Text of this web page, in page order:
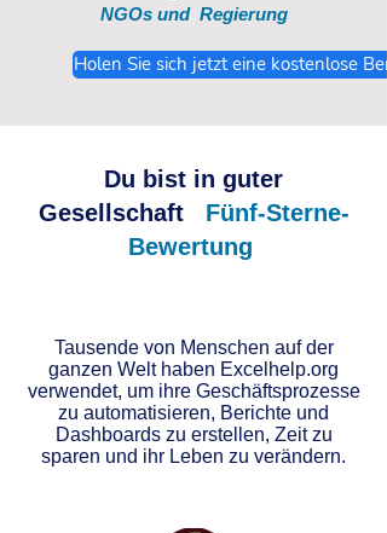
NGOs und Regierung
Holen Sie sich jetzt eine kostenlose
Du bist in guter
Gesellschaft
Fünf-Sterne-
Bewertung
Tausende von Menschen auf der
ganzen Welt haben Excelhelp.org
verwendet, um ihre Geschäftsprozesse
zu automatisieren, Berichte und
Dashboards zu erstellen, Zeit zu
sparen und ihr Leben zu verändern.